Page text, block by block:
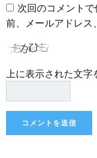
次回のコメント
前、メールアドレス
上に表示された文字